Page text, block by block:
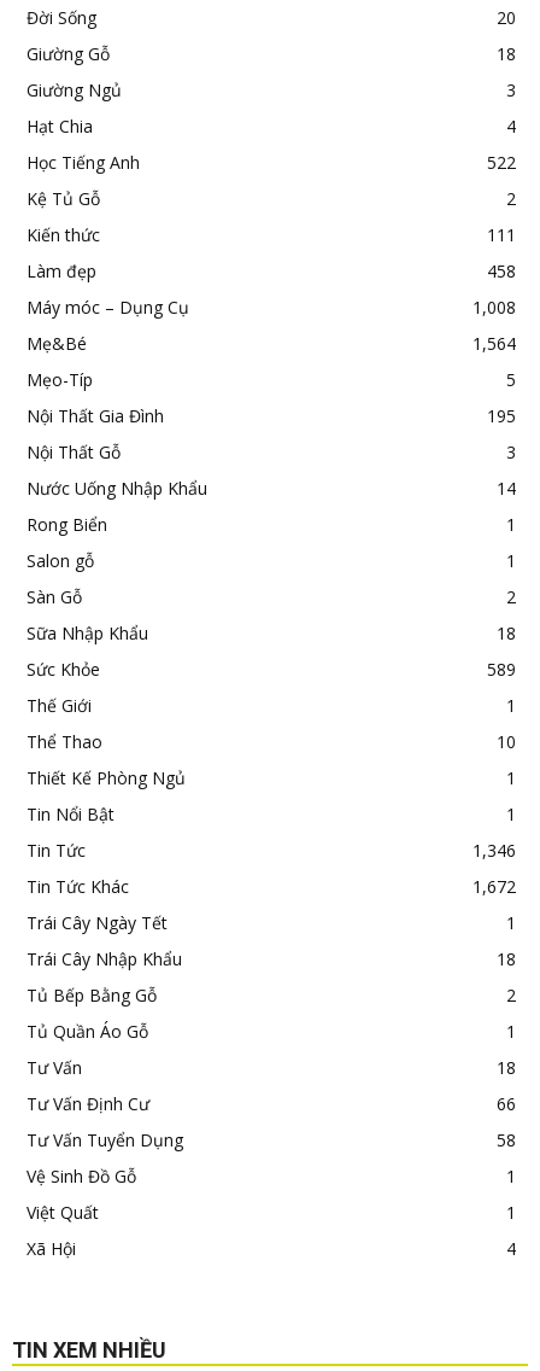
Đời Sống
20
Giường Gỗ
18
Giường Ngủ
3
Hạt Chia
4
Học Tiếng Anh
522
Kệ Tủ Gỗ
2
Kiến thức
111
Làm đẹp
458
Máy móc – Dụng Cụ
1,008
Mẹ&Bé
1,564
Mẹo-Típ
5
Nội Thất Gia Đình
195
Nội Thất Gỗ
3
Nước Uống Nhập Khẩu
14
Rong Biển
1
Salon gỗ
1
Sàn Gỗ
2
Sữa Nhập Khẩu
18
Sức Khỏe
589
Thế Giới
1
Thể Thao
10
Thiết Kế Phòng Ngủ
1
Tin Nổi Bật
1
Tin Tức
1,346
Tin Tức Khác
1,672
Trái Cây Ngày Tết
1
Trái Cây Nhập Khẩu
18
Tủ Bếp Bằng Gỗ
2
Tủ Quần Áo Gỗ
1
Tư Vấn
18
Tư Vấn Định Cư
66
Tư Vấn Tuyển Dụng
58
Vệ Sinh Đồ Gỗ
1
Việt Quất
1
Xã Hội
4
TIN XEM NHIỀU